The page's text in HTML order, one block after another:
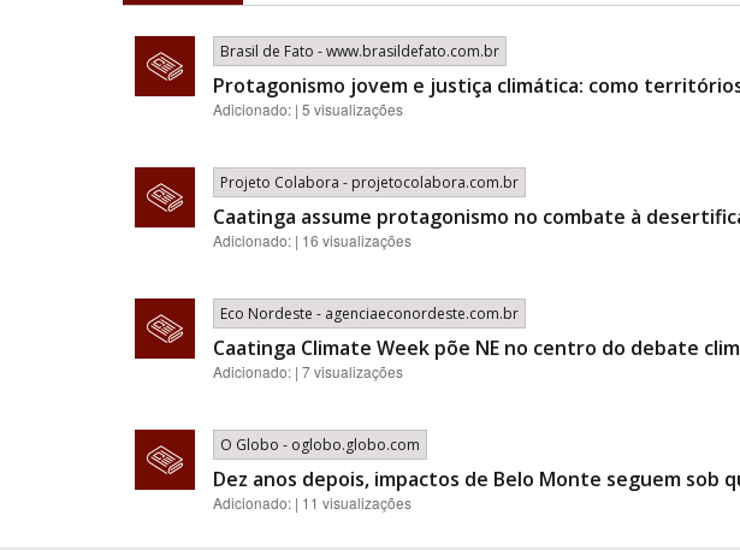
Brasil de Fato - www.brasildefato.com.br
Protagonismo jovem e justiça climática: como
Adicionado: | 5 visualizações
Projeto Colabora - projetocolabora.com.br
Caatinga assume protagonismo no combate à
Adicionado: | 16 visualizações
Eco Nordeste - agenciaeconordeste.com.br
Caatinga Climate Week põe NE no centro do debate
Adicionado: | 7 visualizações
O Globo - oglobo.globo.com
Dez anos depois, impactos de Belo Monte seguem sob
Adicionado: | 11 visualizações